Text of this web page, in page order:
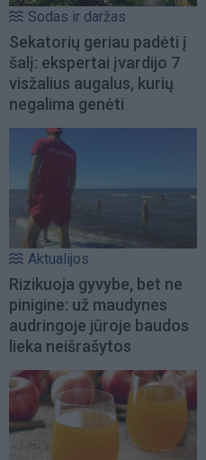
Sodas ir daržas
Sekatorių geriau padėti į
šalį: ekspertai įvardijo 7
visžalius augalus, kurių
negalima genėti
Aktualijos
Rizikuoja gyvybe, bet ne
pinigine: už maudynes
audringoje jūroje baudos
lieka neišrašytos